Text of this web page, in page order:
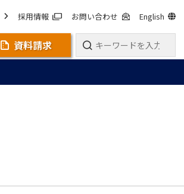
採用情報 お問い合わせ English
資料請求